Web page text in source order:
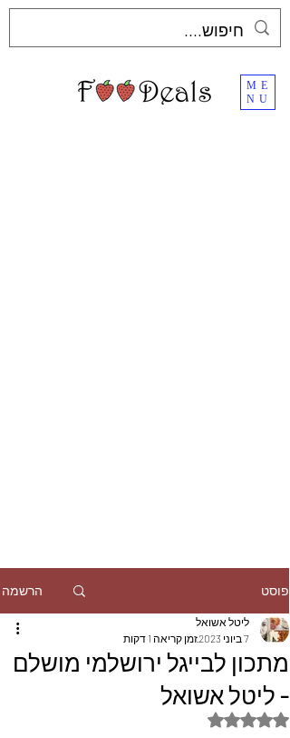
ME
NU
פוסט הרשמה
מתכון לבייגל ירושלמי מושלם
- ליטל אשואל
ליטל אשואל
7 ביוני 2023
זמן קריאה 1 דקות
דירוג של NaN מתוך 5 כוכבים